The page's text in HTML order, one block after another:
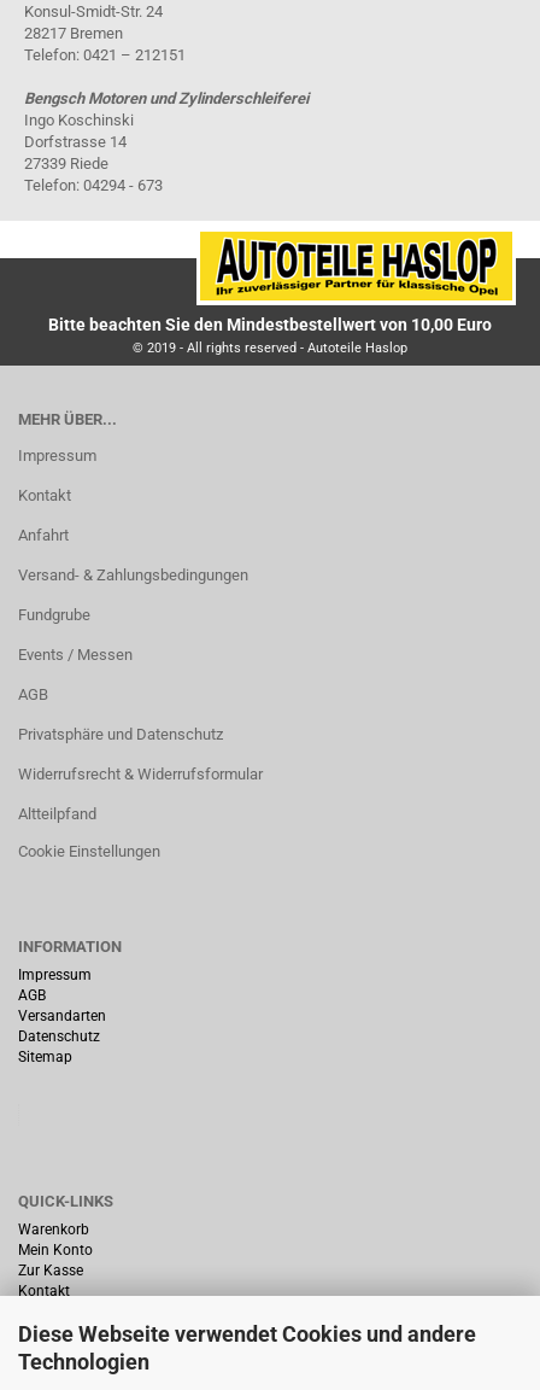
Diese Webseite verwendet Cookies und andere
Technologien
Konsul-Smidt-Str. 24
28217 Bremen
Telefon: 0421 – 212151
Bengsch Motoren und Zylinderschleiferei
Ingo Koschinski
Dorfstrasse 14
27339 Riede
Telefon: 04294 - 673
Bitte beachten Sie den Mindestbestellwert von 10,00 Euro
© 2019 - All rights reserved - Autoteile Haslop
MEHR ÜBER...
Impressum
Kontakt
Anfahrt
Versand- & Zahlungsbedingungen
Fundgrube
Events / Messen
AGB
Privatsphäre und Datenschutz
Widerrufsrecht & Widerrufsformular
Altteilpfand
Cookie Einstellungen
INFORMATION
Impressum
AGB
Versandarten
Datenschutz
Sitemap
QUICK-LINKS
Warenkorb
Mein Konto
Zur Kasse
Kontakt